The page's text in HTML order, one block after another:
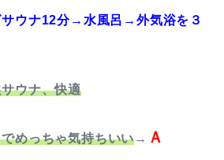
サウナ12分→水風呂→外気浴を３
ウナ、快適
めっちゃ気持ちいい→ Ａ